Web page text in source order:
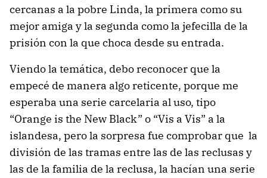
cercanas a la pobre Linda, la primera como su
mejor amiga y la segunda como la jefecilla de la
prisión con la que choca desde su entrada.
Viendo la temática, debo reconocer que la
empecé de manera algo reticente, porque me
esperaba una serie carcelaria al uso, tipo
“Orange is the New Black” o “Vis a Vis” a la
islandesa, pero la sorpresa fue comprobar que la
división de las tramas entre las de las reclusas y
las de la familia de la reclusa, la hacían una serie